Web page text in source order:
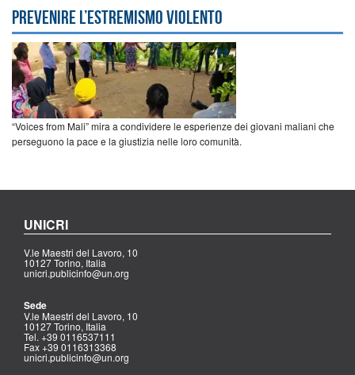
prevenire l’estremismo violento
“Voices from Mali” mira a condividere le esperienze dei giovani maliani che
perseguono la pace e la giustizia nelle loro comunità.
UNICRI
V.le Maestri del Lavoro, 10
10127 Torino, Italia
unicri.publicinfo@un.org
Sede
V.le Maestri del Lavoro, 10
10127 Torino, Italia
Tel. +39 0116537111
Fax +39 0116313368
unicri.publicinfo@un.org